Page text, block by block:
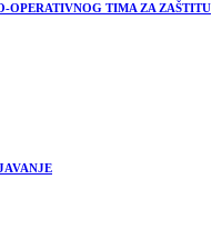
OPERATIVNOG TIMA ZA ZAŠTITU